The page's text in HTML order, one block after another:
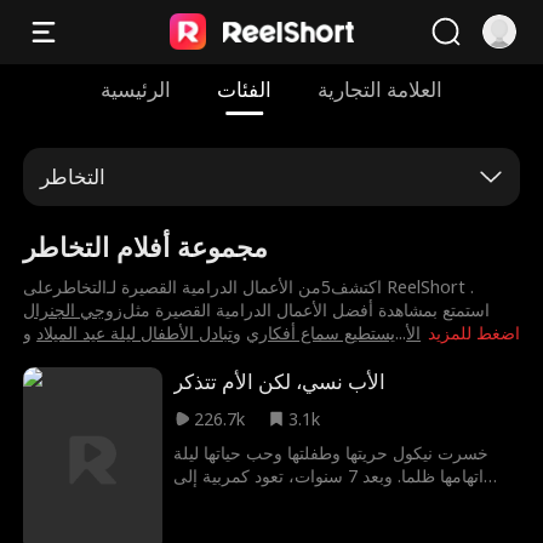
الرئيسية الفئات العلامة التجارية
التخاطر
مجموعة أفلام التخاطر
اضغط للمزيد
اكتشف5من الأعمال الدرامية القصيرة لـ⁨التخاطر⁩على ReelShort .
استمتع بمشاهدة أفضل الأعمال الدرامية القصيرة مثل⁨زوجي الجنرال
يستطيع سماع أفكاري⁩ و⁨تبادل الأطفال ليلة عيد الميلاد⁩ و ⁨الأ...
الأب نسي، لكن الأم تتذكر
226.7k
3.1k
خسرت نيكول حريتها وطفلتها وحب حياتها ليلة
اتهامها ظلما. وبعد 7 سنوات، تعود كمربية إلى